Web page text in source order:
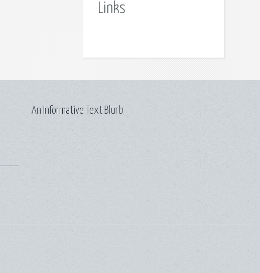
Links
An Informative Text Blurb